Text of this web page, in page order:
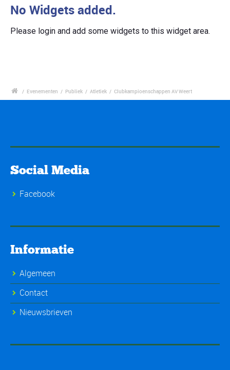
No Widgets added.
Please login and add some widgets to this widget area.
/ Evenementen / Publiek / Atletiek / Clubkampioenschappen AV Weert
Social Media
Facebook
Informatie
Algemeen
Contact
Nieuwsbrieven